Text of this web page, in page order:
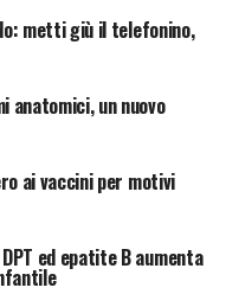
metti giù il telefonino,
anatomici, un nuovo
ai vaccini per motivi
ed epatite B aumenta